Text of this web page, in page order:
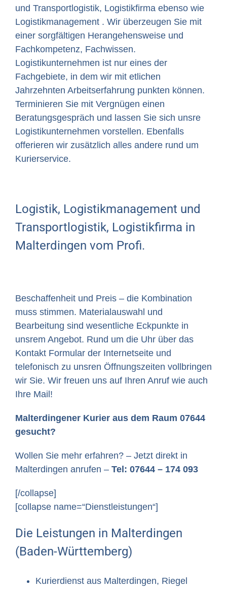
und Transportlogistik, Logistikfirma ebenso wie
Logistikmanagement . Wir überzeugen Sie mit
einer sorgfältigen Herangehensweise und
Fachkompetenz, Fachwissen.
Logistikunternehmen ist nur eines der
Fachgebiete, in dem wir mit etlichen
Jahrzehnten Arbeitserfahrung punkten können.
Terminieren Sie mit Vergnügen einen
Beratungsgespräch und lassen Sie sich unsre
Logistikunternehmen vorstellen. Ebenfalls
offerieren wir zusätzlich alles andere rund um
Kurierservice.
Logistik, Logistikmanagement und
Transportlogistik, Logistikfirma in
Malterdingen vom Profi.
Beschaffenheit und Preis – die Kombination
muss stimmen. Materialauswahl und
Bearbeitung sind wesentliche Eckpunkte in
unsrem Angebot. Rund um die Uhr über das
Kontakt Formular der Internetseite und
telefonisch zu unsren Öffnungszeiten vollbringen
wir Sie. Wir freuen uns auf Ihren Anruf wie auch
Ihre Mail!
Malterdingener Kurier aus dem Raum 07644
gesucht?
Wollen Sie mehr erfahren? – Jetzt direkt in
Malterdingen anrufen – Tel: 07644 – 174 093
[/collapse]
[collapse name=“Dienstleistungen“]
Die Leistungen in Malterdingen
(Baden-Württemberg)
Kurierdienst aus Malterdingen, Riegel